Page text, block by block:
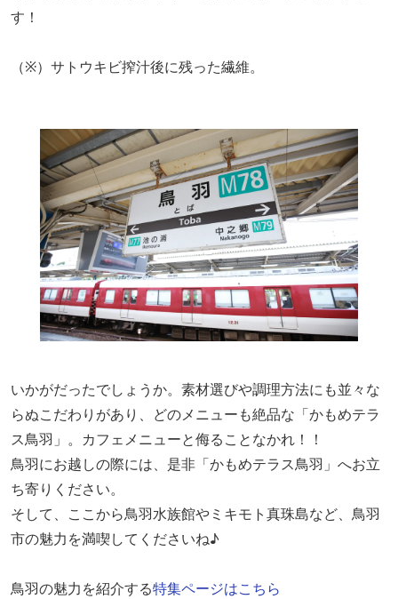
す！
（※）サトウキビ搾汁後に残った繊維。
いかがだったでしょうか。素材選びや調理方法にも並々な
らぬこだわりがあり、どのメニューも絶品な「かもめテラ
ス鳥羽」。カフェメニューと侮ることなかれ！！
鳥羽にお越しの際には、是非「かもめテラス鳥羽」へお立
ち寄りください。
そして、ここから鳥羽水族館やミキモト真珠島など、鳥羽
市の魅力を満喫してくださいね♪
鳥羽の魅力を紹介する特集ページはこちら